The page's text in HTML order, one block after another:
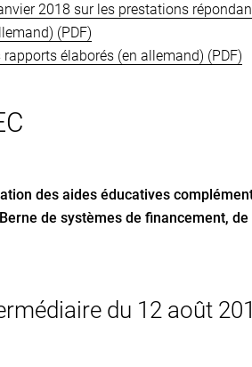
2018 sur les prestations
rapports élaborés (en allemand)
des aides éducatives
de systèmes de financement,
du 12 août